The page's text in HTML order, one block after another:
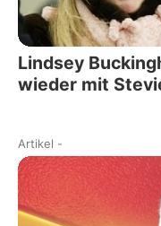
Lindsey
wieder mit
Artikel -